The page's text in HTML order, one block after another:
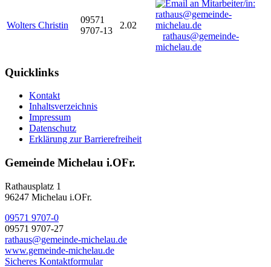
Wolters Christin
09571
9707-13
2.02
rathaus@gemeinde-
michelau.de
Quicklinks
Kontakt
Inhaltsverzeichnis
Impressum
Datenschutz
Erklärung zur Barrierefreiheit
Gemeinde Michelau i.OFr.
Rathausplatz 1
96247 Michelau i.OFr.
09571 9707-0
09571 9707-27
rathaus@gemeinde-michelau.de
www.gemeinde-michelau.de
Sicheres Kontaktformular